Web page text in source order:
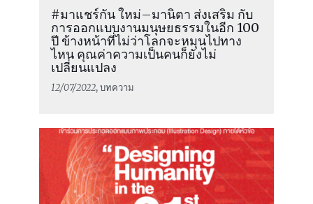
#มาแชร์กัน ใหม่–มานิตา ส่งเสริม กับ
การออกแบบงานมนุษยธรรมในอีก 100
ปี ข้างหน้าที่ไม่ว่าโลกจะหมุนไปทาง
ไหน คุณค่าความเป็นคนก็ยังไม่
เปลี่ยนแปลง
12/07/2022, บทความ